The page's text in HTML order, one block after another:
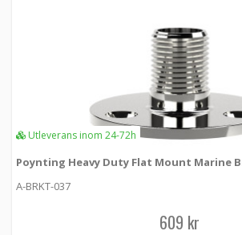
Utleverans inom 24-72h
Poynting Heavy Duty Flat Mount Marine
A-BRKT-037
609 kr